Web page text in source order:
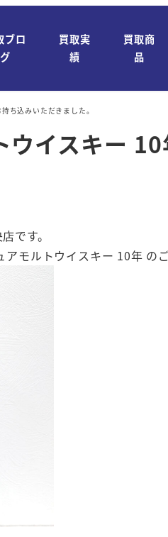
ブロ
グ
買取実
績
買取商
品
ち込みいただきました。
イスキー
です。
モルトウイスキー 10年 のご